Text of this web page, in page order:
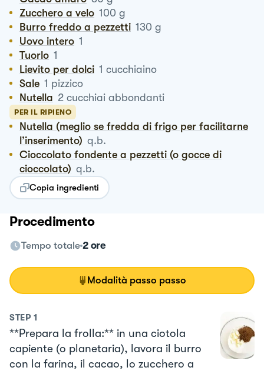
Zucchero a velo 100 g
Burro freddo a pezzetti 130 g
Uovo intero 1
Tuorlo 1
Lievito per dolci 1 cucchiaino
Sale 1 pizzico
Nutella 2 cucchiai abbondanti
PER IL RIPIENO
Nutella (meglio se fredda di frigo per facilitarne
l’inserimento) q.b.
Cioccolato fondente a pezzetti (o gocce di
cioccolato) q.b.
Copia ingredienti
Procedimento
Tempo totale 2 ore
Modalità passo passo
STEP 1
**Prepara la frolla:** in una ciotola
capiente (o planetaria), lavora il burro
con la farina, il cacao, lo zucchero a